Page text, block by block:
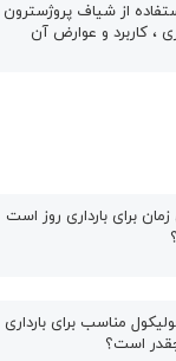
از شیاف پروژسترون
، کاربرد و عوارض آن
برای بارداری روز است
مناسب برای بارداری
است؟